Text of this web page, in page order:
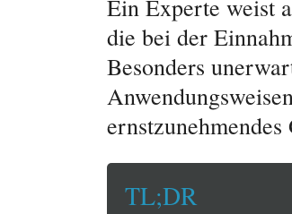
Ein Experte weist
die bei der
Besonders
TL;DR